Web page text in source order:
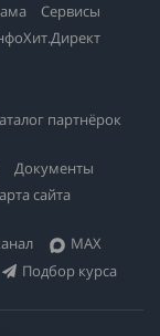
Сервисы
партнёрок
Документы
сайта
MAX
Подбор курса